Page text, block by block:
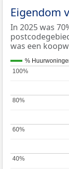
Eigendom
In 2025 was
was een
%
40%
40%
60%
60%
80%
80%
100%
100%